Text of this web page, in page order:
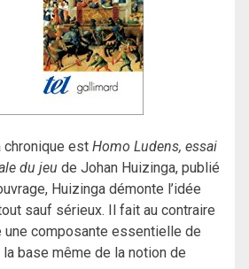
chronique est Homo Ludens, essai
du jeu de Johan Huizinga, publié
Huizinga démonte l’idée
sauf sérieux. Il fait au contraire
une composante essentielle de
la base même de la notion de